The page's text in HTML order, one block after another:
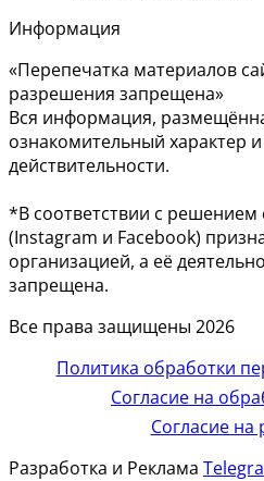
Информация
«Перепечатка материалов
разрешения запрещена»
Вся информация,
ознакомительный характер
действительности.
*В соответствии с решением
(Instagram и Facebook)
организацией, а её
запрещена.
Все права защищены 2026
Политика обработки
Согласие на
Согласие на
Разработка и Реклама